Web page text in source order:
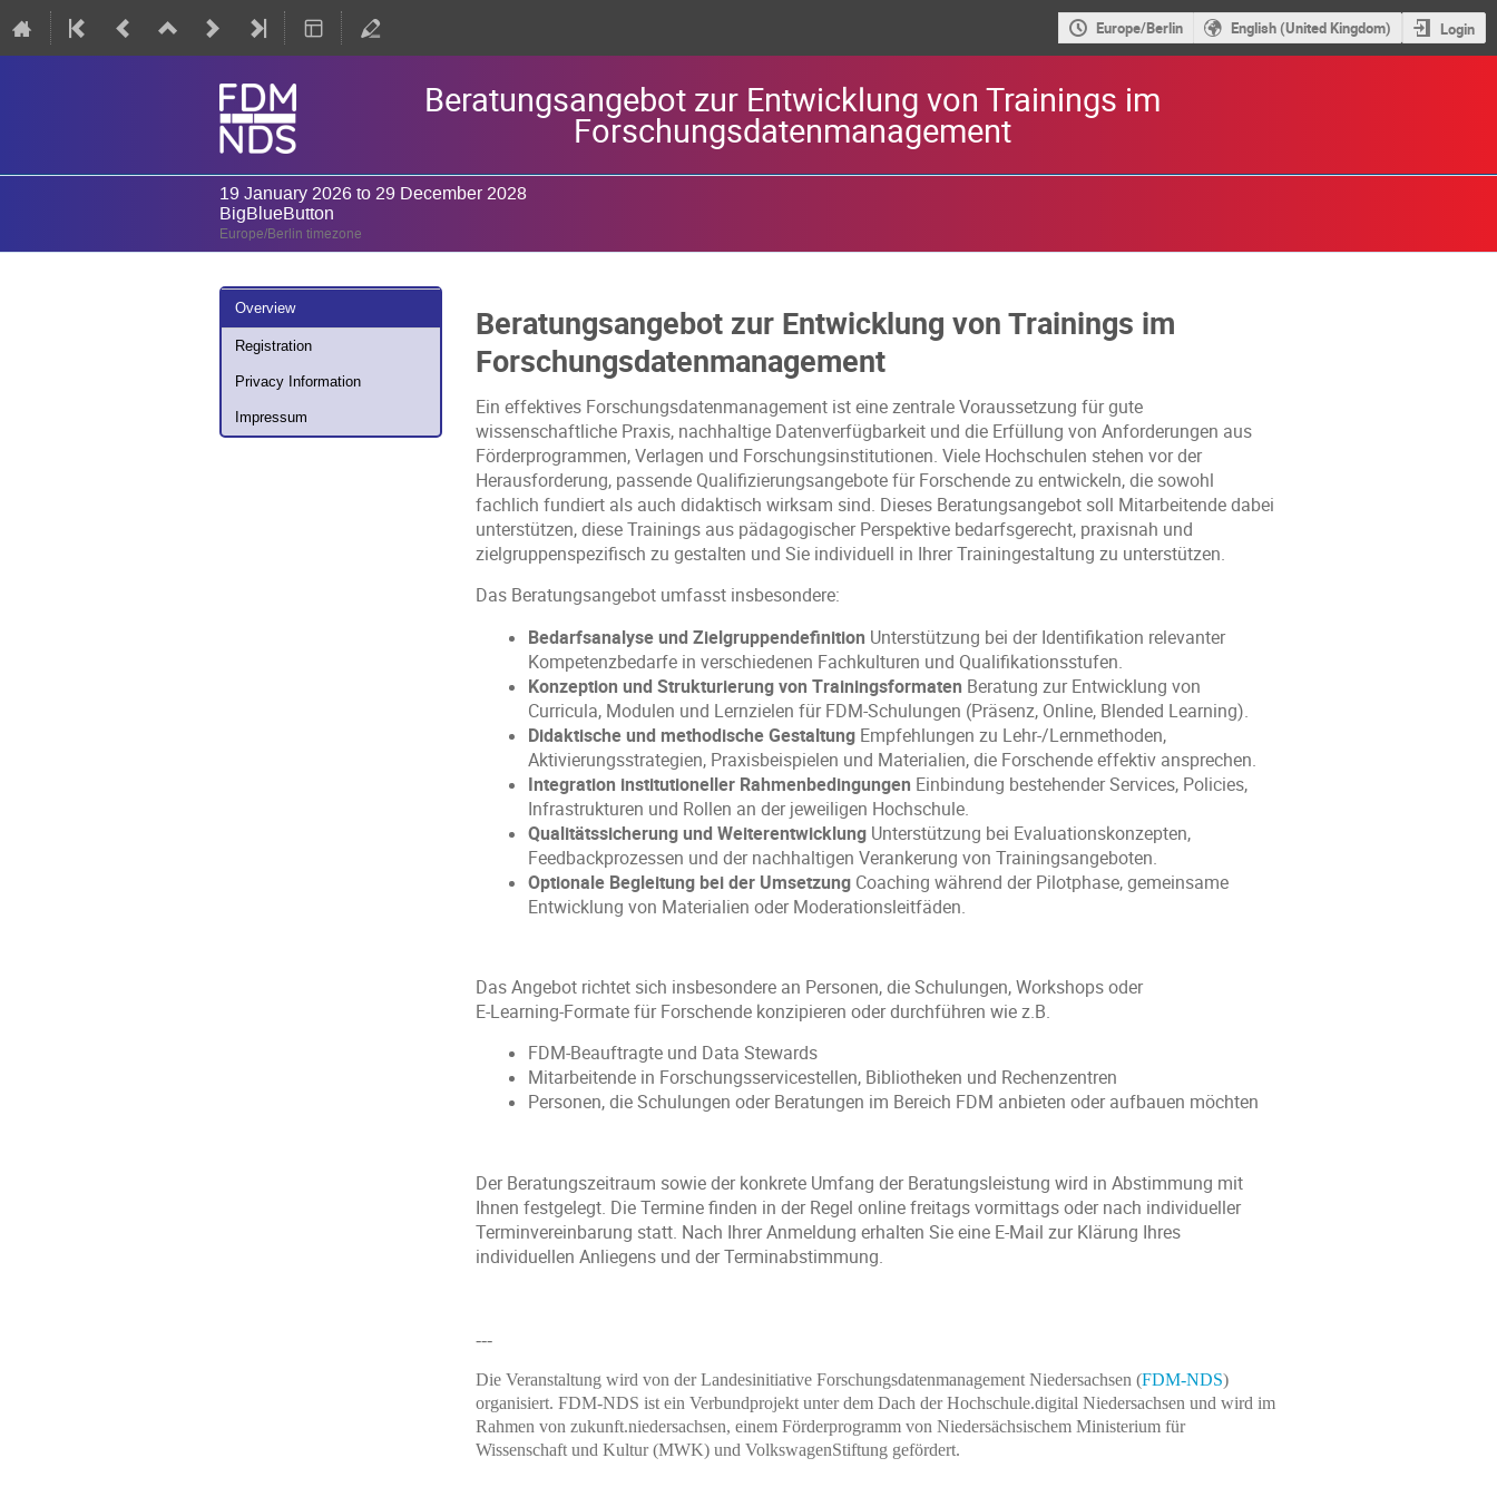
Europe/Berlin English (United Kingdom) Login
Beratungsangebot zur Entwicklung von Trainings im
Forschungsdatenmanagement
19 January 2026 to 29 December 2028
BigBlueButton
Europe/Berlin timezone
Event
menu
Overview
Registration
Privacy Information
Impressum
Beratungsangebot zur Entwicklung von Trainings im
Forschungsdatenmanagement
Ein effektives Forschungsdatenmanagement ist eine zentrale Voraussetzung für gute
wissenschaftliche Praxis, nachhaltige Datenverfügbarkeit und die Erfüllung von Anforderungen aus
Förderprogrammen, Verlagen und Forschungsinstitutionen. Viele Hochschulen stehen vor der
Herausforderung, passende Qualifizierungsangebote für Forschende zu entwickeln, die sowohl
fachlich fundiert als auch didaktisch wirksam sind. Dieses Beratungsangebot soll Mitarbeitende dabei
unterstützen, diese Trainings aus pädagogischer Perspektive bedarfsgerecht, praxisnah und
zielgruppenspezifisch zu gestalten und Sie individuell in Ihrer Trainingestaltung zu unterstützen.
Das Beratungsangebot umfasst insbesondere:
Bedarfsanalyse und Zielgruppendefinition Unterstützung bei der Identifikation relevanter
Kompetenzbedarfe in verschiedenen Fachkulturen und Qualifikationsstufen.
Konzeption und Strukturierung von Trainingsformaten Beratung zur Entwicklung von
Curricula, Modulen und Lernzielen für FDM‑Schulungen (Präsenz, Online, Blended Learning).
Didaktische und methodische Gestaltung Empfehlungen zu Lehr‑/Lernmethoden,
Aktivierungsstrategien, Praxisbeispielen und Materialien, die Forschende effektiv ansprechen.
Integration institutioneller Rahmenbedingungen Einbindung bestehender Services, Policies,
Infrastrukturen und Rollen an der jeweiligen Hochschule.
Qualitätssicherung und Weiterentwicklung Unterstützung bei Evaluationskonzepten,
Feedbackprozessen und der nachhaltigen Verankerung von Trainingsangeboten.
Optionale Begleitung bei der Umsetzung Coaching während der Pilotphase, gemeinsame
Entwicklung von Materialien oder Moderationsleitfäden.
Das Angebot richtet sich insbesondere an Personen, die Schulungen, Workshops oder
E‑Learning‑Formate für Forschende konzipieren oder durchführen wie z.B.
FDM‑Beauftragte und Data Stewards
Mitarbeitende in Forschungsservicestellen, Bibliotheken und Rechenzentren
Personen, die Schulungen oder Beratungen im Bereich FDM anbieten oder aufbauen möchten
Der Beratungszeitraum sowie der konkrete Umfang der Beratungsleistung wird in Abstimmung mit
Ihnen festgelegt. Die Termine finden in der Regel online freitags vormittags oder nach individueller
Terminvereinbarung statt. Nach Ihrer Anmeldung erhalten Sie eine E-Mail zur Klärung Ihres
individuellen Anliegens und der Terminabstimmung.
---
Die Veranstaltung wird von der Landesinitiative Forschungsdatenmanagement Niedersachsen (FDM-NDS)
organisiert. FDM-NDS ist ein Verbundprojekt unter dem Dach der Hochschule.digital Niedersachsen und wird im
Rahmen von zukunft.niedersachsen, einem Förderprogramm von Niedersächsischem Ministerium für
Wissenschaft und Kultur (MWK) und VolkswagenStiftung gefördert.